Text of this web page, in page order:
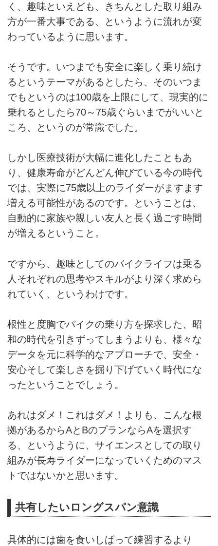
く、趣味といえども、きちんとした取り組み
方が一番大事である、というように流れが変
わっているように思います。
そうです。いつまでも安全に楽しく乗り続け
るというテーマがあるとしたら、そのいつま
でもというのは100歳を上限にして、現実的に
乗れるとしたら70～75歳ぐらいまでがいいと
ころ、というのが常識でした。
しかし医療技術が大幅に進化したこともあ
り、健康寿命がどんどん伸びている今の時代
では、実際に75歳以上のライダーがますます
増える可能性があるのです。ということは、
自動的に家族や親しい友人と長く過ごす時間
が増えるということ。
ですから、趣味としてのバイクライフは乗る
人それぞれの思考やスキルがより深く求めら
れていく、というわけです。
根性と度胸でバイクの乗り方を探求した、昭
和の時代を引きずってしまうよりも、様々な
データを元に科学的なアプローチで、安全・
安心そして楽しさを掘り下げていく時代にな
ったということでしょう。
あれはダメ！これはダメ！よりも、こんな根
拠があるからAとBのプランならAを選択す
る、というように、サイエンスとしての取り
組みが長寿ライダーになっていくためのマス
トではないかと思います。
共有したいロングスパン意識
具体的には歯を食いしばって練習するより